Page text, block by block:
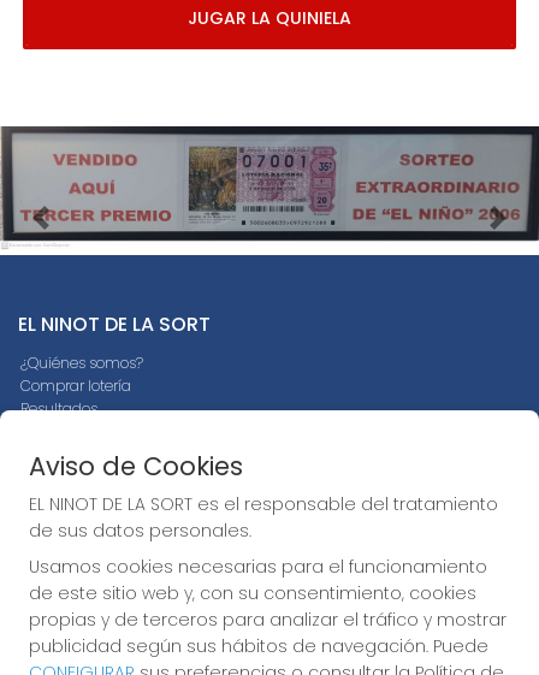
JUGAR LA QUINIELA
Imagen anterior
EL NINOT DE LA SORT
¿Quiénes somos?
Comprar lotería
Resultados
Empresas
Peñas
Boletos digitales
Acceso
REDES SOCIALES
Aviso de Cookies
EL NINOT DE LA SORT es el responsable del tratamiento
de sus datos personales.
Usamos cookies necesarias para el funcionamiento
de este sitio web y, con su consentimiento, cookies
propias y de terceros para analizar el tráfico y mostrar
publicidad según sus hábitos de navegación. Puede